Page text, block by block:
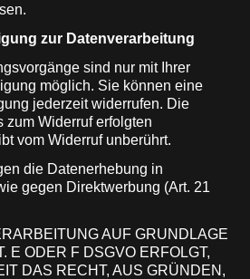
zur Datenverarbeitung
sind nur mit Ihrer
möglich. Sie können eine
jederzeit widerrufen. Die
zum Widerruf erfolgten
vom Widerruf unberührt.
die Datenerhebung in
gegen Direktwerbung (Art. 21
AUF GRUNDLAGE
E ODER F DSGVO ERFOLGT,
DAS RECHT, AUS GRÜNDEN,